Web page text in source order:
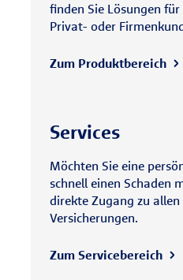
finden Sie Lösungen
Privat- oder
Zum Produktbereich
Services
Möchten Sie eine
schnell einen Schaden
direkte Zugang zu
Versicherungen.
Zum Servicebereich